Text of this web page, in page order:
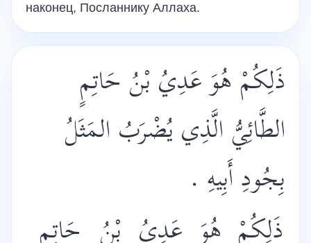
наконец, Посланнику Аллаха.
ذَلِكُمْ هُوَ عَدِيُ بْنُ حَاتِمٍ
الطَّائِيُّ الَّذِي يُضْرَبُ المَثَلُ
بِجُودِ أَبِيهِ .
ذَلِكُمْ هُوَ عَدِيُ بْنُ حَاتِمٍ